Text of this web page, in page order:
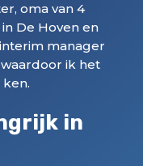
oma van 4
De Hoven en
manager
ik het
in